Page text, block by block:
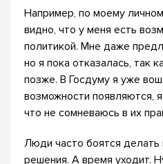
Например, по моему
видно, что у меня есть
политикой. Мне даже
но я пока отказалась, так
позже. В Госдуму я уже
возможности появляются,
что не сомневаюсь в их
Люди часто боятся
решения. А время уходит.